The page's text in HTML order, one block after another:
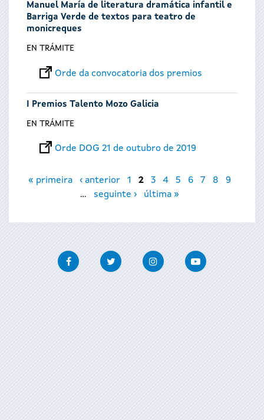
Manuel María de literatura dramática infantil e
Barriga Verde de textos para teatro de
monicreques
EN TRÁMITE
Orde da convocatoria dos premios
I Premios Talento Mozo Galicia
EN TRÁMITE
Orde DOG 21 de outubro de 2019
Páxinas
« primeira ‹ anterior 1 2 3 4 5 6 7 8
9
…
seguinte › última »
FacebookTwitter InstagramYoutube